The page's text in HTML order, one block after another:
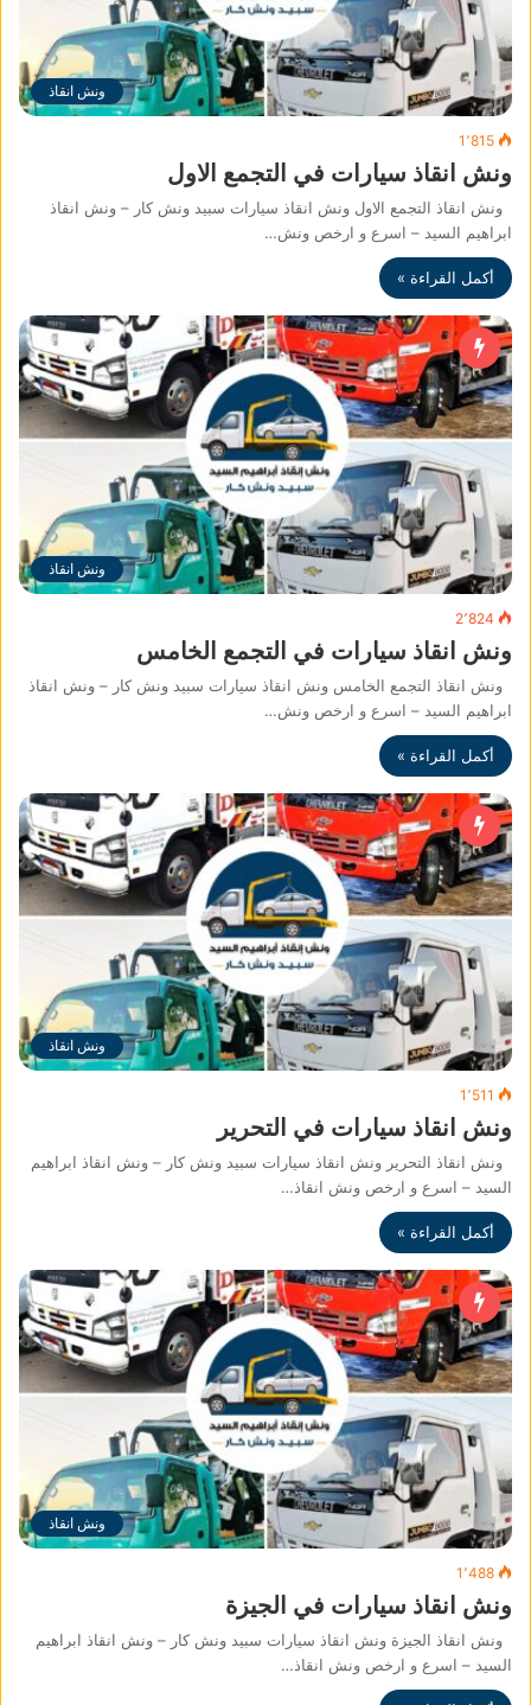
ونش انقاذ
1٬815
ونش انقاذ سيارات في التجمع الاول
ونش انقاذ التجمع الاول ونش انقاذ سيارات سبيد ونش كار – ونش انقاذ
ابراهيم السيد – اسرع و ارخص ونش…
أكمل القراءة »
ونش انقاذ
2٬824
ونش انقاذ سيارات في التجمع الخامس
ونش انقاذ التجمع الخامس ونش انقاذ سيارات سبيد ونش كار – ونش انقاذ
ابراهيم السيد – اسرع و ارخص ونش…
أكمل القراءة »
ونش انقاذ
1٬511
ونش انقاذ سيارات في التحرير
ونش انقاذ التحرير ونش انقاذ سيارات سبيد ونش كار – ونش انقاذ ابراهيم
السيد – اسرع و ارخص ونش انقاذ…
أكمل القراءة »
ونش انقاذ
1٬488
ونش انقاذ سيارات في الجيزة
ونش انقاذ الجيزة ونش انقاذ سيارات سبيد ونش كار – ونش انقاذ ابراهيم
السيد – اسرع و ارخص ونش انقاذ…